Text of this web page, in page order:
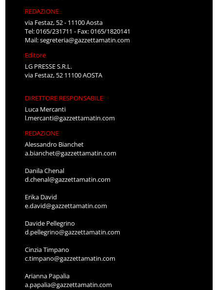
REDAZIONE
via Festaz, 52 - 11100 Aosta
Tel: 0165/231711 - Fax: 0165/1820141
Mail:segreteria@gazzettamatin.com
Editore
LG PRESSE S.R.L.
via Festaz, 52 11100 AOSTA
DIRETTORE RESPONSABILE
Luca Mercanti
l.mercanti@gazzettamatin.com
REDAZIONE
Alessandro Bianchet
a.bianchet@gazzettamatin.com
Danila Chenal
d.chenal@gazzettamatin.com
Erika David
e.david@gazzettamatin.com
Davide Pellegrino
d.pellegrino@gazzettamatin.com
Cinzia Timpano
c.timpano@gazzettamatin.com
Arianna Papalia
a.papalia@gazzettamatin.com